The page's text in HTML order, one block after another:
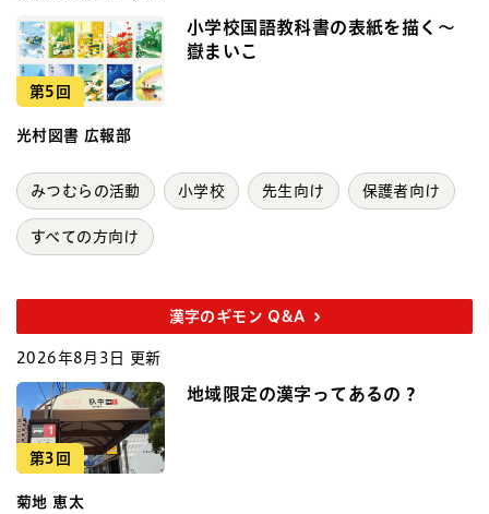
第5回
小学校国語教科書の表紙を描く～
嶽まいこ
光村図書 広報部
みつむらの活動 小学校 先生向け 保護者向け
すべての方向け
漢字のギモン Q&A
2026年8月3日 更新
第3回
地域限定の漢字ってあるの？
菊地 恵太